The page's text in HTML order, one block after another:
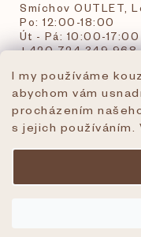
I my používáme
abychom vám
procházením
s jejich používáním.
Smíchov OUTLET,
Po: 12:00-18:00
Út - Pá: 10:00-17:00
+420 724 349 968
tel:+420 724 349